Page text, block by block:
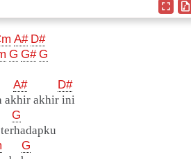
A# D#
G G# G
A#
D#
akhir akhir ini
G
G